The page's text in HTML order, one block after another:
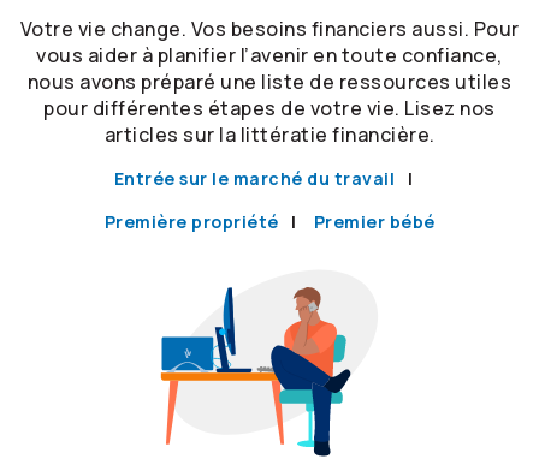
Votre vie change. Vos besoins financiers aussi. Pour
vous aider à planifier l’avenir en toute confiance,
nous avons préparé une liste de ressources utiles
pour différentes étapes de votre vie. Lisez nos
articles sur la littératie financière.
Entrée sur le marché du travail
Première propriété
Premier bébé